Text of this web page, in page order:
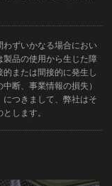
わずいかなる場合におい
製品の使用から生じた障
または間接的に発生し
断、事業情報の損失）
につきまして、弊社はそ
します。